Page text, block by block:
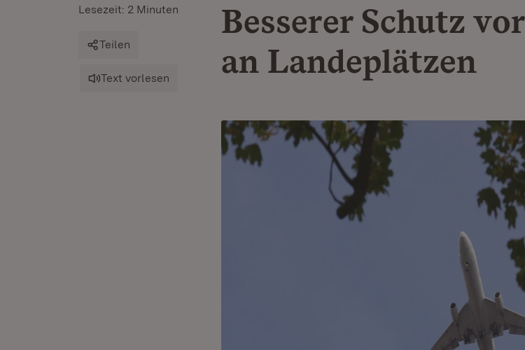
Besserer Schutz
an Landeplätzen
Lesezeit: 2 Minuten
Teilen
Text vorlesen